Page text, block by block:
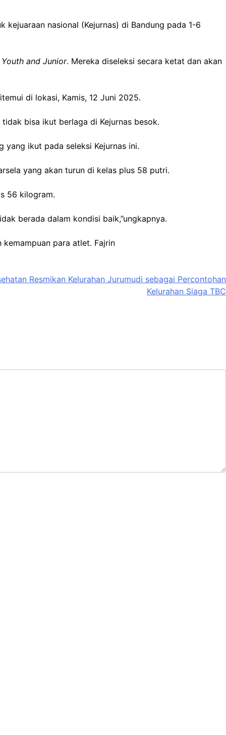
nasional (Kejurnas) di Bandung pada 1-6
Youth and Junior. Mereka diseleksi secara ketat dan akan
di lokasi, Kamis, 12 Juni 2025.
bisa ikut berlaga di Kejurnas besok.
yang ikut pada seleksi Kejurnas ini.
yang akan turun di kelas plus 58 putri.
56 kilogram.
berada dalam kondisi baik,”ungkapnya.
para atlet. Fajrin
Resmikan Kelurahan Jurumudi sebagai Percontohan
Kelurahan Siaga TBC